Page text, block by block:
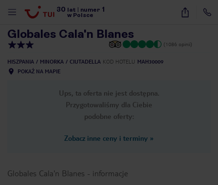
30 lat numer 1
w Polsce
26
Globales Cala'n Blanes
(1086 opinii)
HISZPANIA MINORKA CIUTADELLA KOD HOTELU MAH30009
POKAŻ NA MAPIE
Ups, ta oferta nie jest dostępna.
Przygotowaliśmy dla Ciebie
podobne oferty:
Zobacz inne ceny i terminy »
Globales Cala'n Blanes - informacje